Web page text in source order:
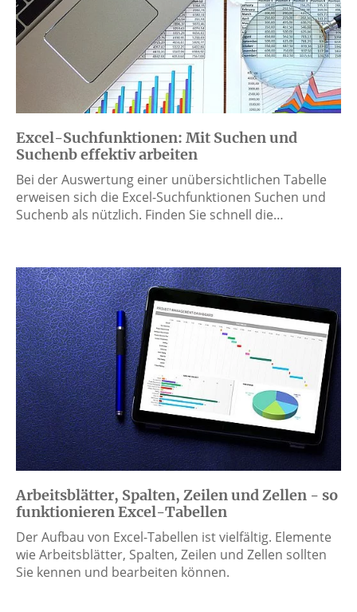
Excel-Suchfunktionen: Mit Suchen und
Suchenb effektiv arbeiten
Bei der Auswertung einer unübersichtlichen Tabelle
erweisen sich die Excel-Suchfunktionen Suchen und
Suchenb als nützlich. Finden Sie schnell die…
Arbeitsblätter, Spalten, Zeilen und Zellen - so
funktionieren Excel-Tabellen
Der Aufbau von Excel-Tabellen ist vielfältig. Elemente
wie Arbeitsblätter, Spalten, Zeilen und Zellen sollten
Sie kennen und bearbeiten können.